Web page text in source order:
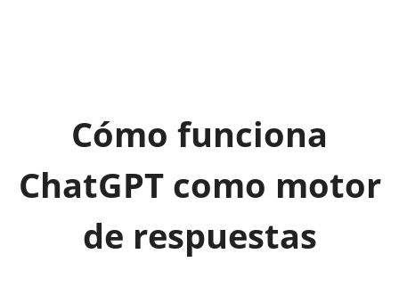
Cómo funciona
ChatGPT como motor
de respuestas